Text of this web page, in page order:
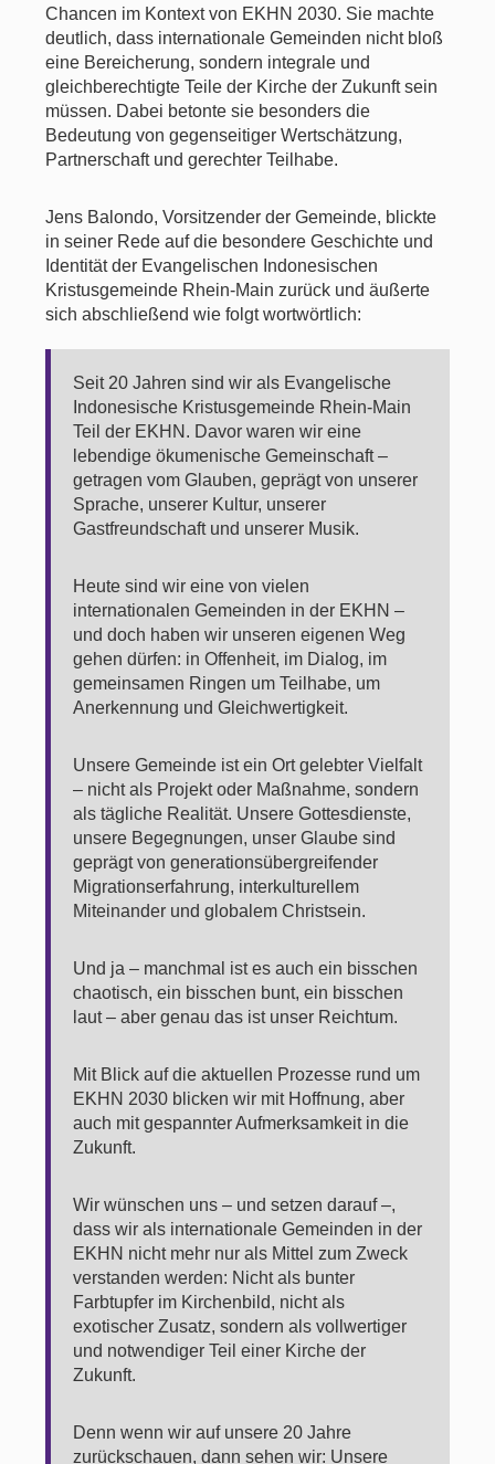
Chancen im Kontext von EKHN 2030. Sie machte
deutlich, dass internationale Gemeinden nicht bloß
eine Bereicherung, sondern integrale und
gleichberechtigte Teile der Kirche der Zukunft sein
müssen. Dabei betonte sie besonders die
Bedeutung von gegenseitiger Wertschätzung,
Partnerschaft und gerechter Teilhabe.
Jens Balondo, Vorsitzender der Gemeinde, blickte
in seiner Rede auf die besondere Geschichte und
Identität der Evangelischen Indonesischen
Kristusgemeinde Rhein-Main zurück und äußerte
sich abschließend wie folgt wortwörtlich:
Seit 20 Jahren sind wir als Evangelische
Indonesische Kristusgemeinde Rhein-Main
Teil der EKHN. Davor waren wir eine
lebendige ökumenische Gemeinschaft –
getragen vom Glauben, geprägt von unserer
Sprache, unserer Kultur, unserer
Gastfreundschaft und unserer Musik.
Heute sind wir eine von vielen
internationalen Gemeinden in der EKHN –
und doch haben wir unseren eigenen Weg
gehen dürfen: in Offenheit, im Dialog, im
gemeinsamen Ringen um Teilhabe, um
Anerkennung und Gleichwertigkeit.
Unsere Gemeinde ist ein Ort gelebter Vielfalt
– nicht als Projekt oder Maßnahme, sondern
als tägliche Realität. Unsere Gottesdienste,
unsere Begegnungen, unser Glaube sind
geprägt von generationsübergreifender
Migrationserfahrung, interkulturellem
Miteinander und globalem Christsein.
Und ja – manchmal ist es auch ein bisschen
chaotisch, ein bisschen bunt, ein bisschen
laut – aber genau das ist unser Reichtum.
Mit Blick auf die aktuellen Prozesse rund um
EKHN 2030 blicken wir mit Hoffnung, aber
auch mit gespannter Aufmerksamkeit in die
Zukunft.
Wir wünschen uns – und setzen darauf –,
dass wir als internationale Gemeinden in der
EKHN nicht mehr nur als Mittel zum Zweck
verstanden werden: Nicht als bunter
Farbtupfer im Kirchenbild, nicht als
exotischer Zusatz, sondern als vollwertiger
und notwendiger Teil einer Kirche der
Zukunft.
Denn wenn wir auf unsere 20 Jahre
zurückschauen, dann sehen wir: Unsere